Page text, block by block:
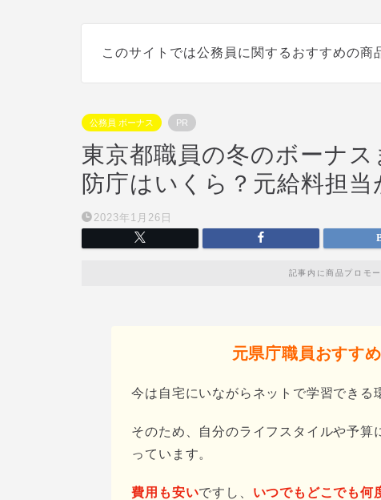
このサイトでは公務員に関するおすすめの
公務員 ボーナス PR
東京都職員の冬のボーナ
防庁はいくら？元給料担
2023年1月26日
記事内に商品プロモ
元県庁職員おすす
今は自宅にいながらネットで学習できる
そのため、自分のライフスタイルや予
っています。
費用も安いですし、 いつでもどこでも何